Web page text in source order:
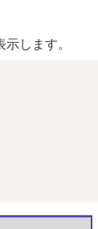
します。